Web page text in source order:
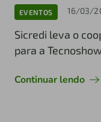
EVENTOS 16/03/
Sicredi leva o
para a
Continuar lendo